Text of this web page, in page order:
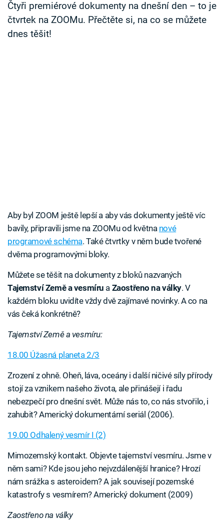
Sledujte nás
Čtyři premiérové dokumenty na dnešní den – to je
čtvrtek na ZOOMu. Přečtěte si, na co se můžete
dnes těšit!
Aby byl ZOOM ještě lepší a aby vás dokumenty ještě víc
bavily, připravili jsme na ZOOMu od května nové
programové schéma. Také čtvrtky v něm bude tvořené
dvěma programovými bloky.
Můžete se těšit na dokumenty z bloků nazvaných
Tajemství Země a vesmíru a Zaostřeno na války. V
každém bloku uvidíte vždy dvě zajímavé novinky. A co na
vás čeká konkrétně?
Tajemství Země a vesmíru:
18.00 Úžasná planeta 2/3
Zrození z ohně. Oheň, láva, oceány i další ničivé síly přírody
stojí za vznikem našeho života, ale přinášejí i řadu
nebezpečí pro dnešní svět. Může nás to, co nás stvořilo, i
zahubit? Americký dokumentární seriál (2006).
19.00 Odhalený vesmír I (2)
Mimozemský kontakt. Objevte tajemství vesmíru. Jsme v
něm sami? Kde jsou jeho nejvzdálenější hranice? Hrozí
nám srážka s asteroidem? A jak souvisejí pozemské
katastrofy s vesmírem? Americký dokument (2009)
Zaostřeno na války